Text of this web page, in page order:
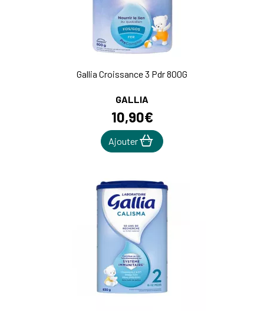
Gallia Croissance 3 Pdr 800G
GALLIA
10,90€
Ajouter